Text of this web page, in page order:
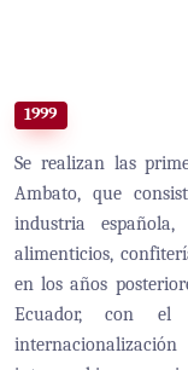
1999
Se realizan las
Ambato, que
industria
alimenticios,
en los años
Ecuador, con